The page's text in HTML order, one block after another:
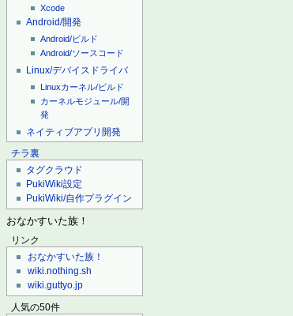
Xcode
Android/開発
Android/ビルド
Android/ソースコード
Linux/デバイスドライバ
Linuxカーネル/ビルド
カーネルモジュール/開
発
ネイティブアプリ開発
チラ裏
タグクラウド
PukiWiki設定
PukiWiki/自作プラグイン
おなかすいた族！
リンク
おなかすいた族！
wiki.nothing.sh
wiki.guttyo.jp
人気の50件